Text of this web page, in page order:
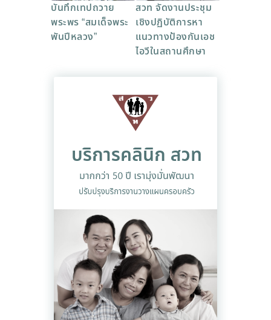
บันทึกเทปถวาย
พระพร “สมเด็จพระ
พันปีหลวง”
สวท จัดงานประชุม
เชิงปฏิบัติการหา
แนวทางป้องกันเอช
ไอวีในสถานศึกษา